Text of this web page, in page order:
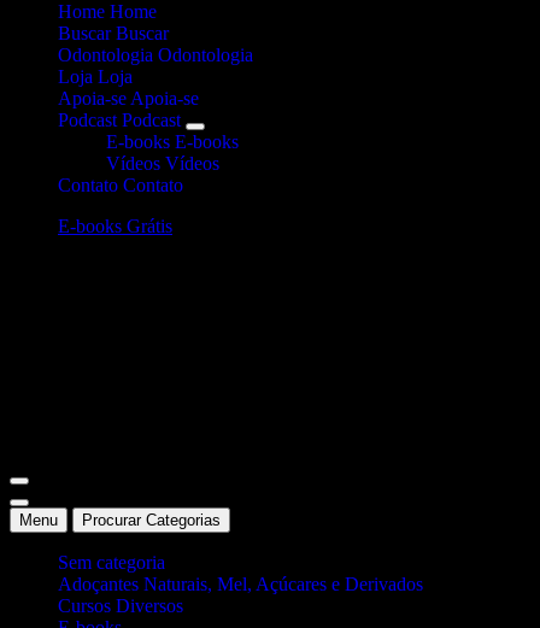
Home Home
Buscar Buscar
Odontologia Odontologia
Loja Loja
Apoia-se Apoia-se
Podcast Podcast
E-books E-books
Vídeos Vídeos
Contato Contato
E-books Grátis
Menu Procurar Categorias
Sem categoria
Adoçantes Naturais, Mel, Açúcares e Derivados
Cursos Diversos